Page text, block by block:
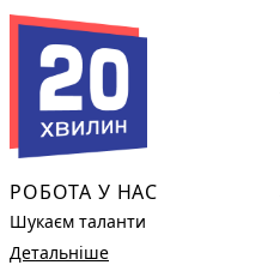
РОБОТА У НАС
Шукаєм таланти
Детальніше